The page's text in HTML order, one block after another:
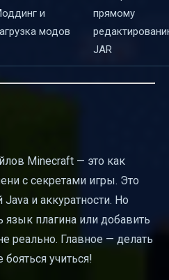
и
модов
прямому
JAR
Minecraft — это как
с секретами игры. Это
Java и аккуратности. Но
язык плагина или добавить
реально. Главное — делать
учиться!